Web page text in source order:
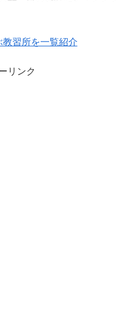
習所を一覧紹介
リンク